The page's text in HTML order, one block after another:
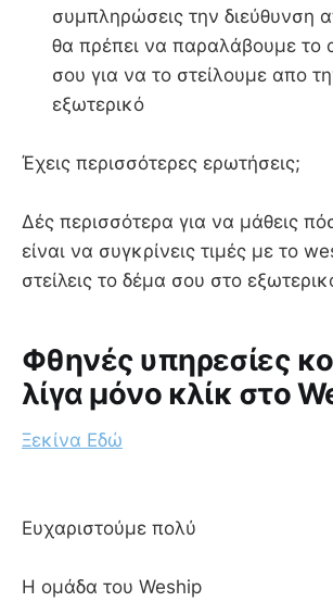
συμπληρώσεις την διεύθυνση
θα πρέπει να παραλάβουμε το
σου για να το στείλουμε απο
εξωτερικό
Έχεις περισσότερες ερωτήσεις;
Δές περισσότερα για να μάθεις
είναι να συγκρίνεις τιμές με το
στείλεις το δέμα σου στο
Φθηνές υπηρεσίες
λίγα μόνο κλίκ στο
Ξεκίνα Εδώ
Ευχαριστούμε πολύ
Η ομάδα του Weship